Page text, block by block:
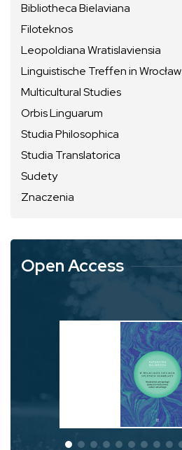
Bibliotheca Bielaviana
Filoteknos
Leopoldiana Wratislaviensia
Linguistische Treffen in Wrocław
Multicultural Studies
Orbis Linguarum
Studia Philosophica
Studia Translatorica
Sudety
Znaczenia
Open Access